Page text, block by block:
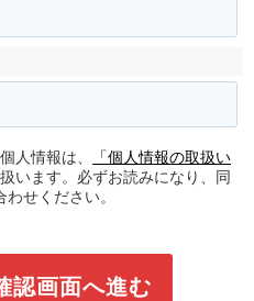
人情報は、
「個人情報の取扱い
います。必ずお読みになり、同
せください。
認画面へ進む